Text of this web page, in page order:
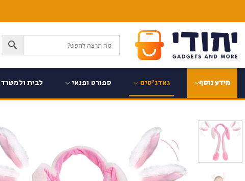
content
מידע נוסף גאדג'טים ספורט ופנאי לבית ולמשרד